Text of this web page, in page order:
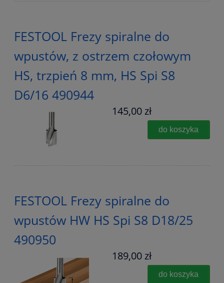
FESTOOL Frezy spiralne do
wpustów, z ostrzem czołowym
HS, trzpień 8 mm, HS Spi S8
D6/16 490944
145,00 zł
do koszyka
FESTOOL Frezy spiralne do
wpustów HW HS Spi S8 D18/25
490950
189,00 zł
do koszyka